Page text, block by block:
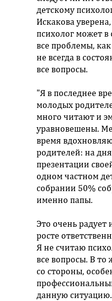
детскому
Искакова
психолог может
все проблемы,
не всегда в
все вопросы.
"Я в последнее
молодых
много читают и
уравновешены.
время
родителей: на
презентации
одном частном
собрании 50%
именно папы.
Это очень радует
росте
Я не считаю
все вопросы. В то
со стороны,
данную